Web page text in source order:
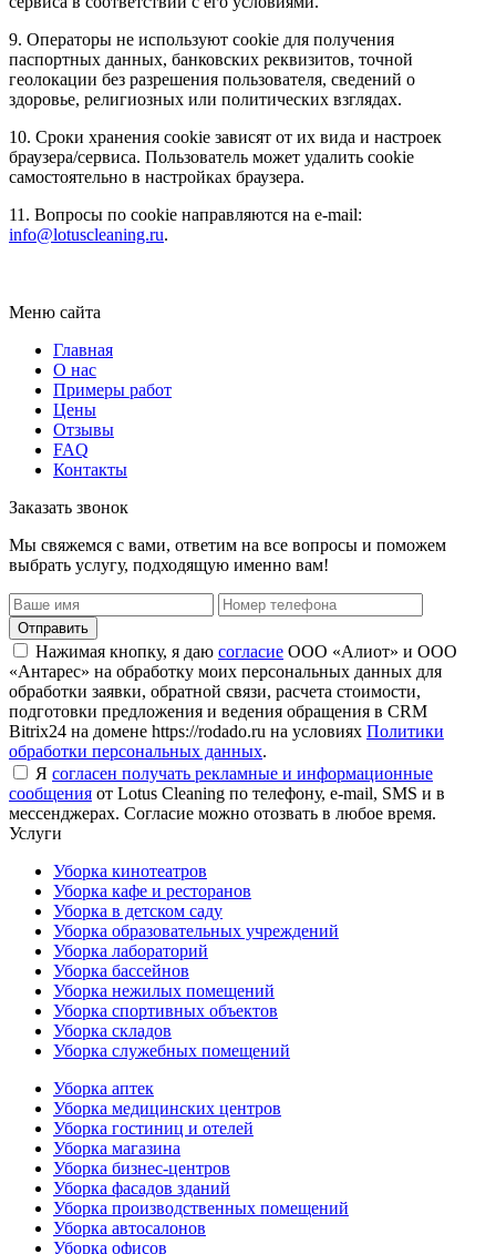
9. Операторы не используют cookie для получения
паспортных данных, банковских реквизитов, точной
геолокации без разрешения пользователя, сведений о
здоровье, религиозных или политических взглядах.
10. Сроки хранения cookie зависят от их вида и настроек
браузера/сервиса. Пользователь может удалить cookie
самостоятельно в настройках браузера.
11. Вопросы по cookie направляются на e-mail:
info@lotuscleaning.ru.
Меню сайта
Главная
О нас
Примеры работ
Цены
Отзывы
FAQ
Контакты
Заказать звонок
Мы свяжемся с вами, ответим на все вопросы и поможем
выбрать услугу, подходящую именно вам!
Отправить
Нажимая кнопку, я даю согласие ООО «Алиот» и ООО
«Антарес» на обработку моих персональных данных для
обработки заявки, обратной связи, расчета стоимости,
подготовки предложения и ведения обращения в CRM
Bitrix24 на домене https://rodado.ru на условиях Политики
обработки персональных данных.
Я согласен получать рекламные и информационные
сообщения от Lotus Cleaning по телефону, e-mail, SMS и в
мессенджерах. Согласие можно отозвать в любое время.
Услуги
Уборка кинотеатров
Уборка кафе и ресторанов
Уборка в детском саду
Уборка образовательных учреждений
Уборка лабораторий
Уборка бассейнов
Уборка нежилых помещений
Уборка спортивных объектов
Уборка складов
Уборка служебных помещений
Уборка аптек
Уборка медицинских центров
Уборка гостиниц и отелей
Уборка магазина
Уборка бизнес-центров
Уборка фасадов зданий
Уборка производственных помещений
Уборка автосалонов
Уборка офисов